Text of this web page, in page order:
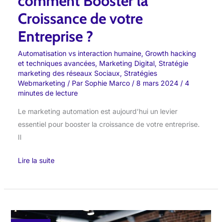
Croissance de votre
Entreprise ?
Automatisation vs interaction humaine, Growth hacking
et techniques avancées, Marketing Digital, Stratégie
marketing des réseaux Sociaux, Stratégies
Webmarketing / Par Sophie Marco / 8 mars 2024 / 4
minutes de lecture
Le marketing automation est aujourd’hui un levier
essentiel pour booster la croissance de votre entreprise.
Il
Lire la suite